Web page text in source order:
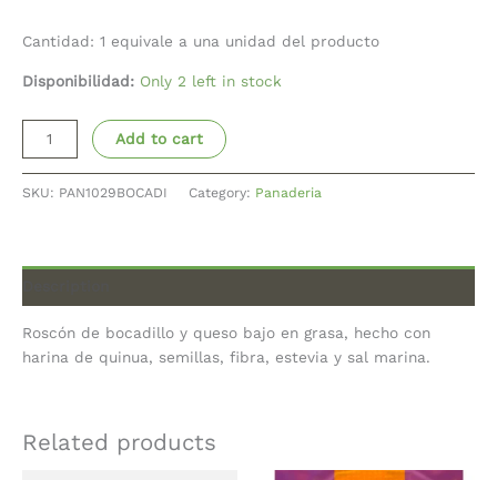
Cantidad: 1 equivale a una unidad del producto
Disponibilidad: Only 2 left in stock
Add to cart
SKU: PAN1029BOCADI Category: Panaderia
Roscón de bocadillo y queso bajo en grasa, hecho con
harina de quinua, semillas, fibra, estevia y sal marina.
Related products